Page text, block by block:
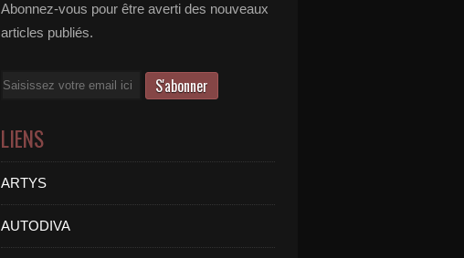
Abonnez-vous pour être averti des nouveaux
articles publiés.
Email
LIENS
ARTYS
AUTODIVA